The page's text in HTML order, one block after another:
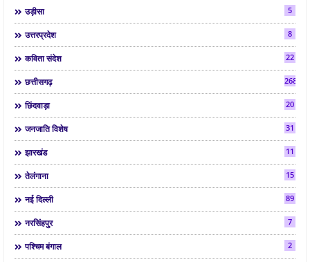
उड़ीसा 5
उत्तरप्रदेश 8
कविता संदेश 22
छत्तीसगढ़ 268
छिंदवाड़ा 20
जनजाति विशेष 31
झारखंड 11
तेलंगाना 15
नई दिल्ली 89
नरसिंहपुर 7
पश्चिम बंगाल 2